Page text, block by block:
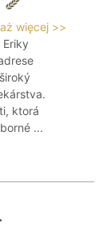
więcej >>
ktorá
...